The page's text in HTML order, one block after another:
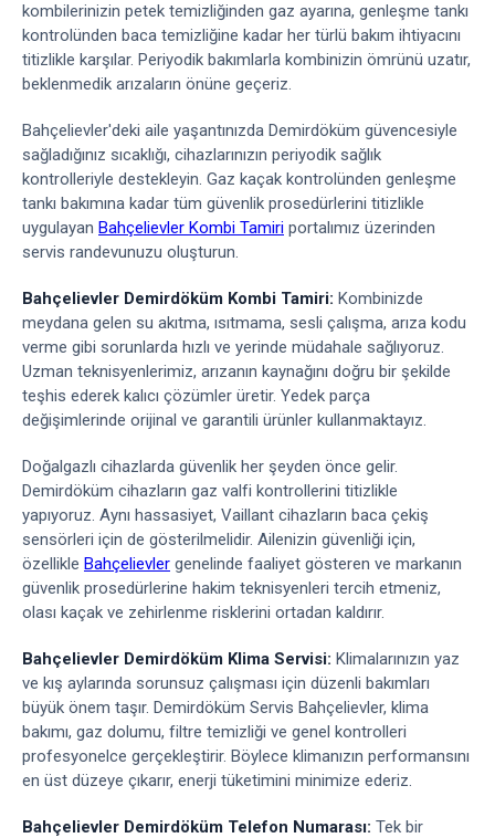
kombilerinizin petek temizliğinden gaz ayarına, genleşme tankı
kontrolünden baca temizliğine kadar her türlü bakım ihtiyacını
titizlikle karşılar. Periyodik bakımlarla kombinizin ömrünü uzatır,
beklenmedik arızaların önüne geçeriz.
Bahçelievler'deki aile yaşantınızda Demirdöküm güvencesiyle
sağladığınız sıcaklığı, cihazlarınızın periyodik sağlık
kontrolleriyle destekleyin. Gaz kaçak kontrolünden genleşme
tankı bakımına kadar tüm güvenlik prosedürlerini titizlikle
uygulayan Bahçelievler Kombi Tamiri portalımız üzerinden
servis randevunuzu oluşturun.
Bahçelievler Demirdöküm Kombi Tamiri: Kombinizde
meydana gelen su akıtma, ısıtmama, sesli çalışma, arıza kodu
verme gibi sorunlarda hızlı ve yerinde müdahale sağlıyoruz.
Uzman teknisyenlerimiz, arızanın kaynağını doğru bir şekilde
teşhis ederek kalıcı çözümler üretir. Yedek parça
değişimlerinde orijinal ve garantili ürünler kullanmaktayız.
Doğalgazlı cihazlarda güvenlik her şeyden önce gelir.
Demirdöküm cihazların gaz valfi kontrollerini titizlikle
yapıyoruz. Aynı hassasiyet, Vaillant cihazların baca çekiş
sensörleri için de gösterilmelidir. Ailenizin güvenliği için,
özellikle Bahçelievler genelinde faaliyet gösteren ve markanın
güvenlik prosedürlerine hakim teknisyenleri tercih etmeniz,
olası kaçak ve zehirlenme risklerini ortadan kaldırır.
Bahçelievler Demirdöküm Klima Servisi: Klimalarınızın yaz
ve kış aylarında sorunsuz çalışması için düzenli bakımları
büyük önem taşır. Demirdöküm Servis Bahçelievler, klima
bakımı, gaz dolumu, filtre temizliği ve genel kontrolleri
profesyonelce gerçekleştirir. Böylece klimanızın performansını
en üst düzeye çıkarır, enerji tüketimini minimize ederiz.
Bahçelievler Demirdöküm Telefon Numarası: Tek bir